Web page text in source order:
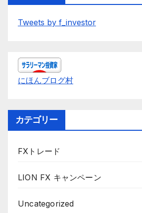
Tweets by f_investor
にほんブログ村
カテゴリー
FXトレード
LION FX キャンペーン
Uncategorized